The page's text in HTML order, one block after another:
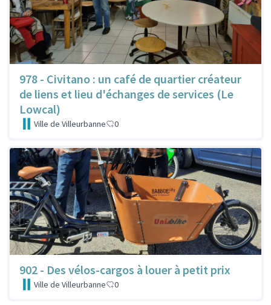
978 - Civitano : un café de quartier créateur
de liens et lieu d'échanges de services (Le
Lowcal)
Ville de Villeurbanne 0
902 - Des vélos-cargos à louer à petit prix
Ville de Villeurbanne 0